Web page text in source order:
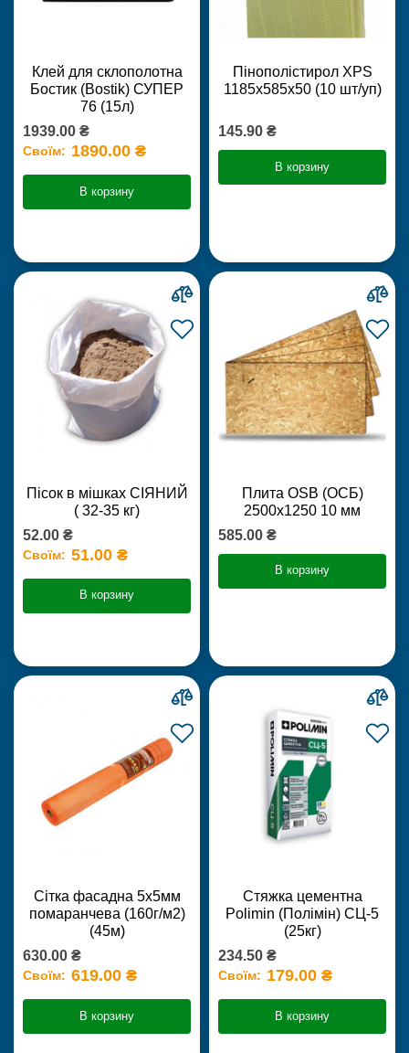
Клей для склополотна
Бостик (Bostik) СУПЕР
76 (15л)
1939.00 ₴
Своїм: 1890.00 ₴
В корзину
Пінополістирол XPS
1185х585х50 (10 шт/уп)
145.90 ₴
В корзину
Пісок в мішках СІЯНИЙ
( 32-35 кг)
52.00 ₴
Своїм: 51.00 ₴
В корзину
Плита OSB (ОСБ)
2500х1250 10 мм
585.00 ₴
В корзину
Сітка фасадна 5х5мм
помаранчева (160г/м2)
(45м)
630.00 ₴
Своїм: 619.00 ₴
В корзину
Стяжка цементна
Polimin (Полімін) СЦ-5
(25кг)
234.50 ₴
Своїм: 179.00 ₴
В корзину